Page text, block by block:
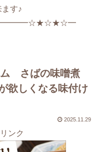
す♪
ム さばの味噌煮
欲しくなる味付け
2025.11.29
ンク